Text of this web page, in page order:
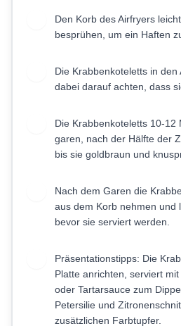
Den Korb des Airfryers
besprühen, um ein Haften
Die Krabbenkoteletts in den
dabei darauf achten, dass
Die Krabbenkoteletts 10-12
garen, nach der Hälfte der
bis sie goldbraun und
Nach dem Garen die
aus dem Korb nehmen und
bevor sie serviert werden.
Präsentationstipps: Die
Platte anrichten, serviert
oder Tartarsauce zum
Petersilie und
zusätzlichen Farbtupfer.